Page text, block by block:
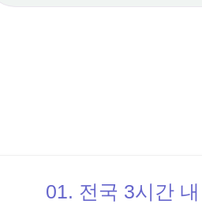
01. 전국 3시간